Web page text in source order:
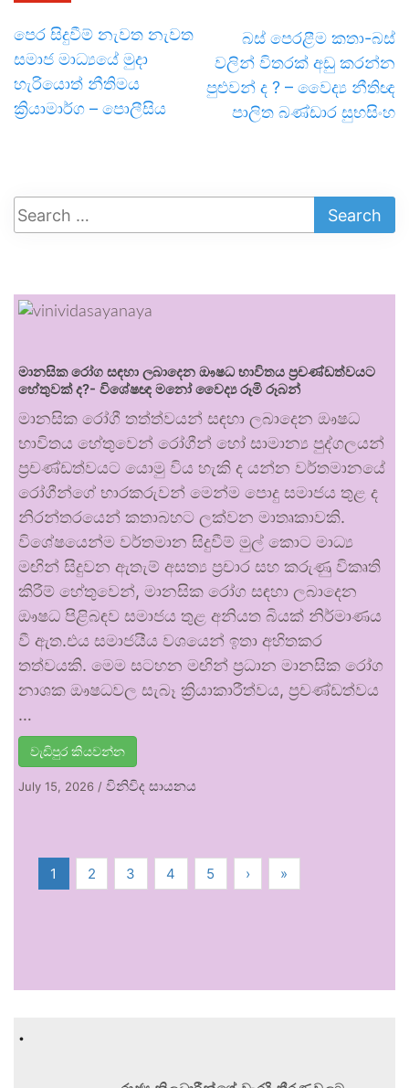
පෙර සිදුවීම් නැවත නැවත
සමාජ මාධ්‍යයේ මුදා
හැරියොත් නීතිමය
ක්‍රියාමාර්ග – පොලීසිය
බස් පෙරළීම කතා-බස්
වලින් විතරක් අඩු කරන්න
පුළුවන් ද ? – වෛද්‍ය නීතිඥ
පාලිත බණ්ඩාර සුභසිංහ
මානසික රෝග සඳහා ලබාදෙන ඖෂධ භාවිතය ප්‍රචණ්ඩත්වයට
හේතුවක් ද?- විශේෂඥ මනෝ වෛද්‍ය රූමි රූබන්
මානසික රෝගී තත්ත්වයන් සඳහා ලබාදෙන ඖෂධ
භාවිතය හේතුවෙන් රෝගීන් හෝ සාමාන්‍ය පුද්ගලයන්
ප්‍රචණ්ඩත්වයට යොමු විය හැකි ද යන්න වර්තමානයේ
රෝගීන්ගේ භාරකරුවන් මෙන්ම පොදු සමාජය තුළ ද
නිරන්තරයෙන් කතාබහට ලක්වන මාතෘකාවකි.
විශේෂයෙන්ම වර්තමාන සිදුවීම් මුල් කොට මාධ්‍ය
මඟින් සිදුවන ඇතැම් අසත්‍ය ප්‍රචාර සහ කරුණු විකෘති
කිරීම් හේතුවෙන්, මානසික රෝග සඳහා ලබාදෙන
ඖෂධ පිළිබඳව සමාජය තුළ අනියත බියක් නිර්මාණය
වී ඇත.එය සමාජයීය වශයෙන් ඉතා අහිතකර
තත්වයකි. මෙම සටහන මඟින් ප්‍රධාන මානසික රෝග
නාශක ඖෂධවල සැබෑ ක්‍රියාකාරීත්වය, ප්‍රචණ්ඩත්වය
…
වැඩිපුර කියවන්න
July 15, 2026 / විනිවිද සායනය
1 2 3 4 5 › »
.